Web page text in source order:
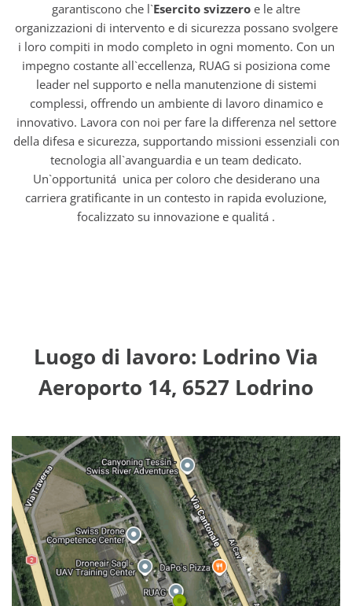
garantiscono che l`Esercito svizzero e le altre
organizzazioni di intervento e di sicurezza possano svolgere
i loro compiti in modo completo in ogni momento. Con un
impegno costante all`eccellenza, RUAG si posiziona come
leader nel supporto e nella manutenzione di sistemi
complessi, offrendo un ambiente di lavoro dinamico e
innovativo. Lavora con noi per fare la differenza nel settore
della difesa e sicurezza, supportando missioni essenziali con
tecnologia all`avanguardia e un team dedicato.
Un`opportunitá unica per coloro che desiderano una
carriera gratificante in un contesto in rapida evoluzione,
focalizzato su innovazione e qualitá .
Luogo di lavoro: Lodrino Via
Aeroporto 14, 6527 Lodrino